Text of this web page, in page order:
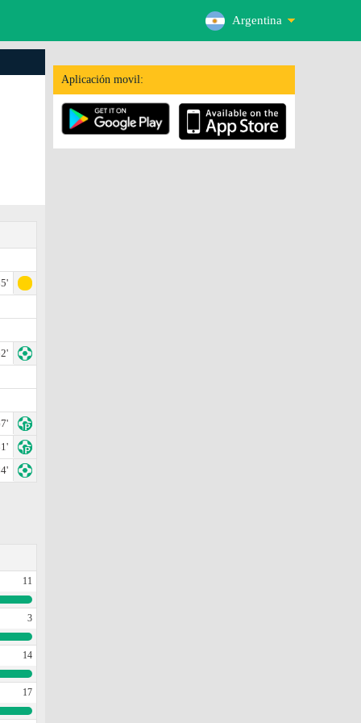
Argentina
Aplicación movil:
11
3
14
17